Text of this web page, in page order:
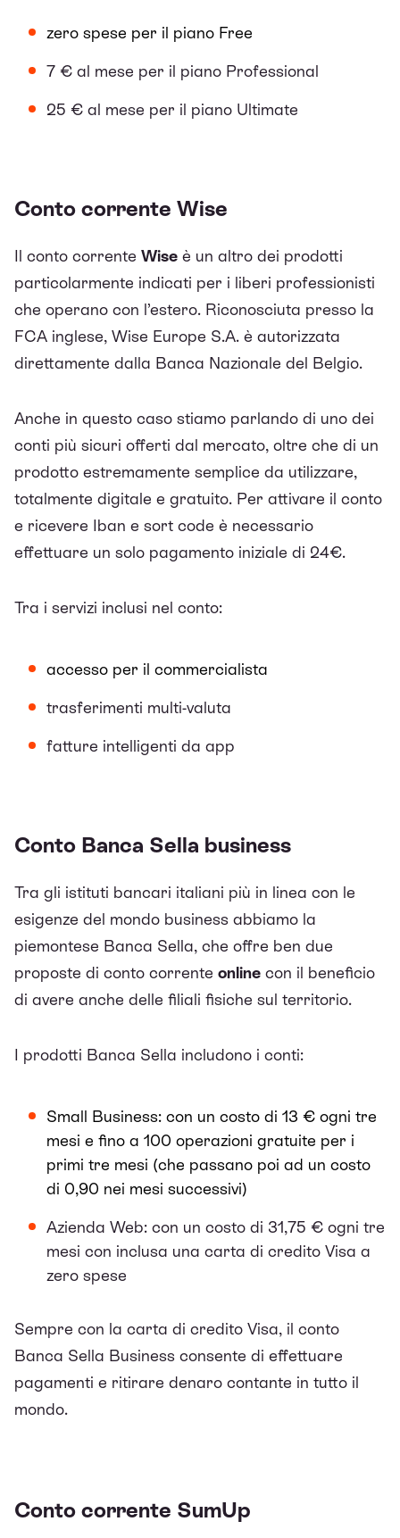
zero spese per il piano Free
7 € al mese per il piano Professional
25 € al mese per il piano Ultimate
Conto corrente Wise
Il conto corrente Wise è un altro dei prodotti
particolarmente indicati per i liberi professionisti
che operano con l’estero. Riconosciuta presso la
FCA inglese, Wise Europe S.A. è autorizzata
direttamente dalla Banca Nazionale del Belgio.
Anche in questo caso stiamo parlando di uno dei
conti più sicuri offerti dal mercato, oltre che di un
prodotto estremamente semplice da utilizzare,
totalmente digitale e gratuito. Per attivare il conto
e ricevere Iban e sort code è necessario
effettuare un solo pagamento iniziale di 24€.
Tra i servizi inclusi nel conto:
accesso per il commercialista
trasferimenti multi-valuta
fatture intelligenti da app
Conto Banca Sella business
Tra gli istituti bancari italiani più in linea con le
esigenze del mondo business abbiamo la
piemontese Banca Sella, che offre ben due
proposte di conto corrente online con il beneficio
di avere anche delle filiali fisiche sul territorio.
I prodotti Banca Sella includono i conti:
Small Business: con un costo di 13 € ogni tre
mesi e fino a 100 operazioni gratuite per i
primi tre mesi (che passano poi ad un costo
di 0,90 nei mesi successivi)
Azienda Web: con un costo di 31,75 € ogni tre
mesi con inclusa una carta di credito Visa a
zero spese
Sempre con la carta di credito Visa, il conto
Banca Sella Business consente di effettuare
pagamenti e ritirare denaro contante in tutto il
mondo.
Conto corrente SumUp